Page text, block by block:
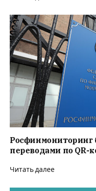
Росфинмониторинг
переводами по QR-
Читать далее